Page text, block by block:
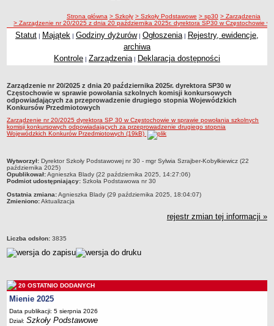
Zespoły Szkół
Techniczne Zakłady Naukowe
PRZEDSZKOLA
ARCHIWUM SZKÓŁ I PLACÓWEK
Zlikwidowane gimnazja
Przekształcone szkoły i placówki
Wielofunkcyjna Placówka
Specjalny Ośrodek nr 1
Specjalny Ośrodek nr 5
BURSA MIEJSKA
Dane podstawowe
Majątek
Godziny dyżurów
Zarządzenia
Kontrole
Rejestry, ewidencje, archiwa
ścieżka nawigacji
Strona główna > Szkoły > Szkoły Podstawowe > sp30 > Zarządzenia
> Zarządzenie nr 20/2025 z dnia 20 października 2025r. dyrektora SP30 w Częstochowie
Statut | Majątek | Godziny dyżurów| Ogłoszenia | Rejestry, ewidencje,
archiwa
Kontrole | Zarządzenia | Deklaracja dostępności
Zarządzenie nr 20/2025 z dnia 20 października 2025r. dyrektora SP30 w
Częstochowie w sprawie powołania szkolnych komisji konkursowych
odpowiadających za przeprowadzenie drugiego stopnia Wojewódzkich
Konkursów Przedmiotowych
Zarządzenie nr 20/2025 dyrektora SP 30 w Częstochowie w sprawie powołania szkolnych
komisji konkursowych odpowiadających za przeprowadzenie drugiego stopnia
Wojewódzkich Konkurów Przedmiotowych (19kB)
metryczka
Wytworzył: Dyrektor Szkoły Podstawowej nr 30 - mgr Sylwia Szrajber-Kobyłkiewicz (22
października 2025)
Opublikował:Agnieszka Blady (22 października 2025, 14:27:06)
Podmiot udostępniający: Szkoła Podstawowa nr 30
Ostatnia zmiana:Agnieszka Blady (29 października 2025, 18:04:07)
Zmieniono:Aktualizacja
rejestr zmian tej informacji »
Liczba odsłon: 3835
20 OSTATNIO DODANYCH
Mienie 2025
Data publikacji: 5 sierpnia 2026
Dział:Szkoły Podstawowe